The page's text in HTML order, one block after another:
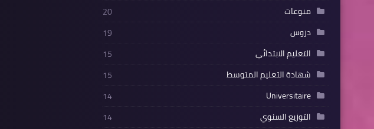
منوعات
20
دروس
19
التعليم الابتدائي
15
شهادة التعليم المتوسط
15
Universitaire
14
التوزيع السنوي
14